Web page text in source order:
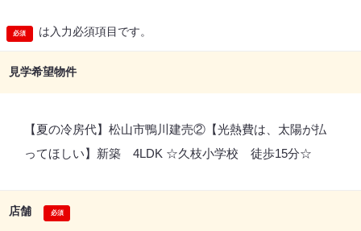
は入力必須項目です。
見学希望物件
【夏の冷房代】松山市鴨川建売②【光熱費は、太陽が払
ってほしい】新築 4LDK ☆久枝小学校 徒歩15分☆
店舗